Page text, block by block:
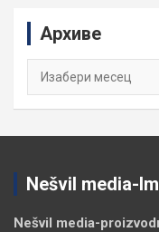
Архиве
Архиве
Nešvil media-
Nešvil media-